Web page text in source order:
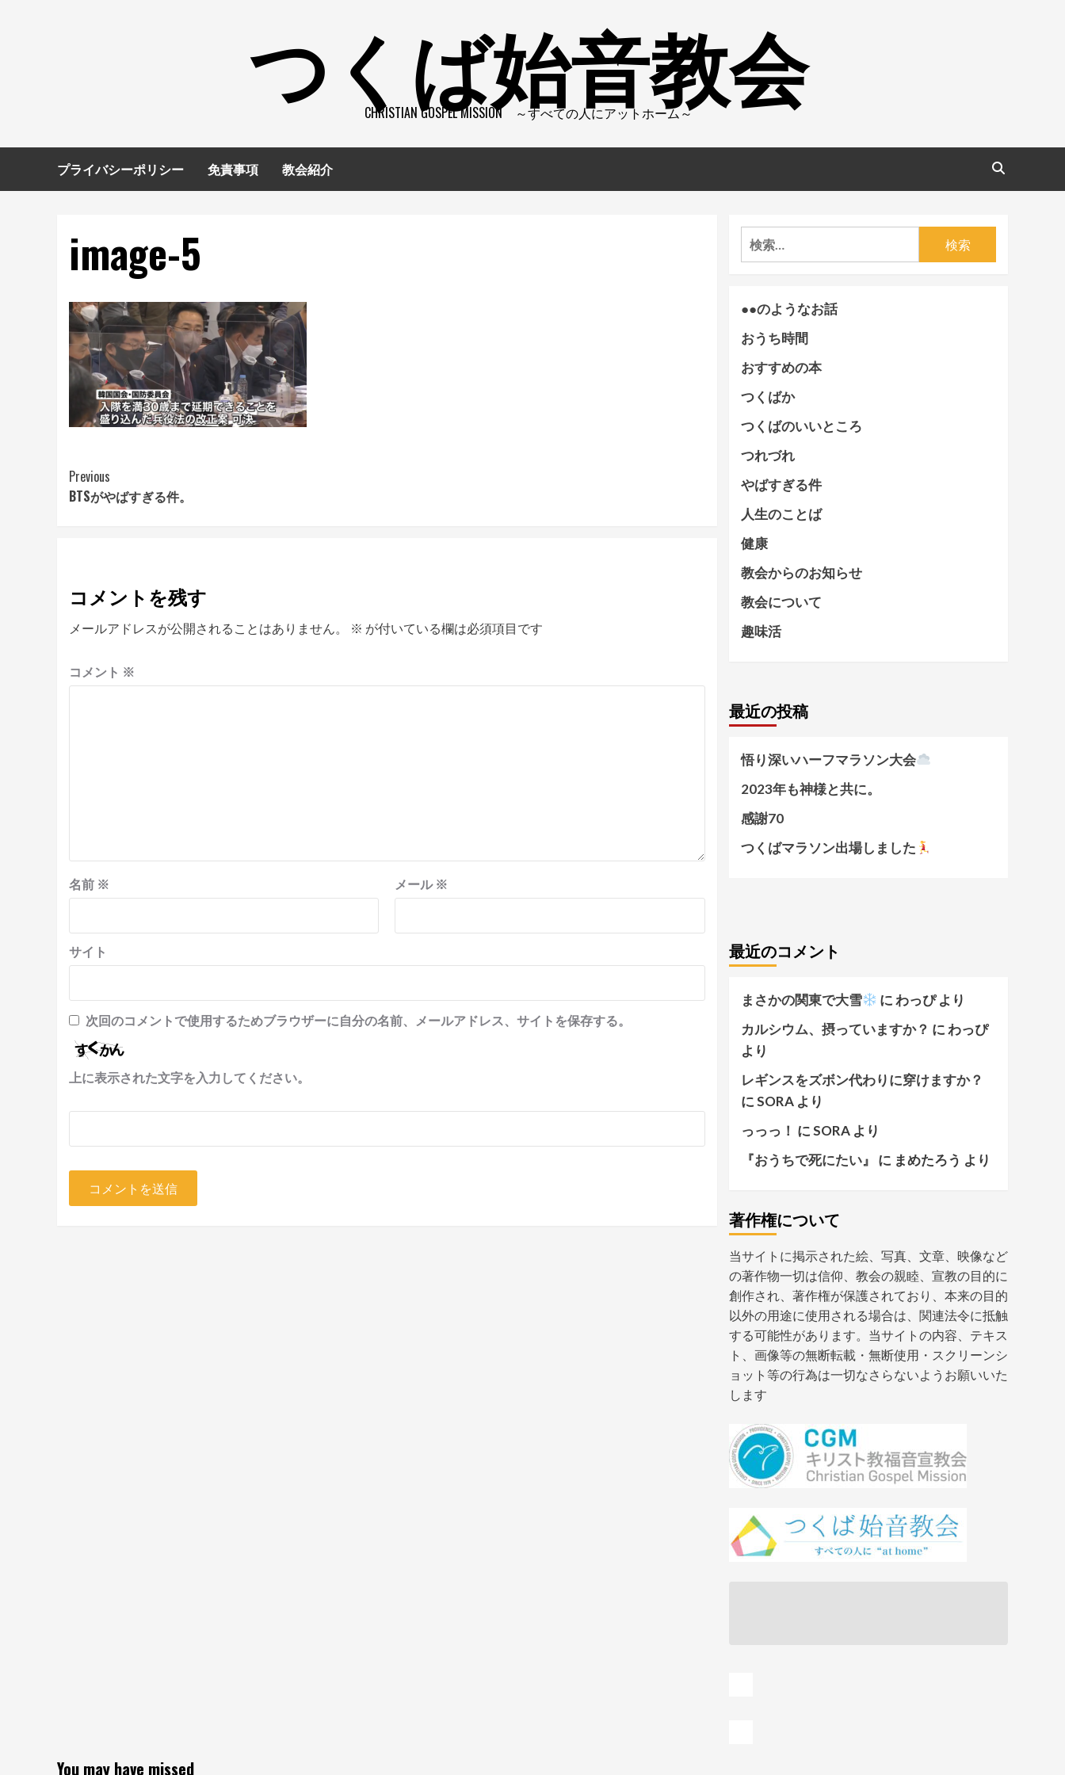
キ
プ
つくば始音教会
CHRISTIAN GOSPEL MISSION ～すべての人にアットホーム～
プライバシーポリシー 免責事項 教会紹介
image-5
Continue
Reading
Previous
BTSがやばすぎる件。
コメントを残す
メールアドレスが公開されることはありません。 ※ が付いている欄は必須項目です
コメント ※
名前 ※ メール ※
サイト
次回のコメントで使用するためブラウザーに自分の名前、メールアドレス、サイトを保存する。
上に表示された文字を入力してください。
検
索:
●●のようなお話
おうち時間
おすすめの本
つくばか
つくばのいいところ
つれづれ
やばすぎる件
人生のことば
健康
教会からのお知らせ
教会について
趣味活
最近の投稿
悟り深いハーフマラソン大会
2023年も神様と共に。
感謝70
つくばマラソン出場しました
最近のコメント
まさかの関東で大雪 に わっぴより
カルシウム、摂っていますか？ に わっぴ
より
レギンスをズボン代わりに穿けますか？
にSORAより
っっっ！ にSORAより
『おうちで死にたい』
に まめたろう より
著作権について
当サイトに掲示された絵、写真、文章、映像など
の著作物一切は信仰、教会の親睦、宣教の目的に
創作され、著作権が保護されており、本来の目的
以外の用途に使用される場合は、関連法令に抵触
する可能性があります。当サイトの内容、テキス
ト、画像等の無断転載・無断使用・スクリーンシ
ョット等の行為は一切なさらないようお願いいた
します
You may have missed